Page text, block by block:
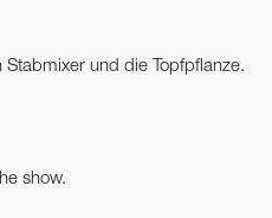
und die Topfpflanze.
show.